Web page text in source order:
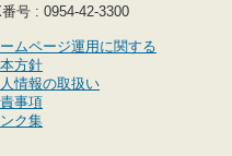
号 : 0954-42-3300
ムページ運用に関する
方針
情報の取扱い
事項
ク集